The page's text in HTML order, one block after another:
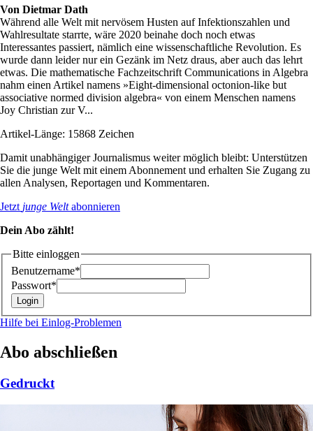
Von Dietmar Dath
Während alle Welt mit nervösem Husten auf Infektionszahlen und
Wahlresultate starrte, wäre 2020 beinahe doch noch etwas
Interessantes passiert, nämlich eine wissenschaftliche Revolution. Es
wurde dann leider nur ein Gezänk im Netz draus, aber auch das lehrt
etwas. Die mathematische Fachzeitschrift Communications in Algebra
nahm einen Artikel namens »Eight-dimensional octonion-like but
associative normed division algebra« von einem Menschen namens
Joy Christian zur V...
Artikel-Länge: 15868 Zeichen
Damit unabhängiger Journalismus weiter möglich bleibt: Unterstützen
Sie die junge Welt mit einem Abonnement und erhalten Sie Zugang zu
allen Analysen, Reportagen und Kommentaren.
Jetzt junge Weltabonnieren
Dein Abo zählt!
Bitte einloggen
Benutzername*
Passwort*
Hilfe bei Einlog-Problemen
Abo abschließen
Gedruckt